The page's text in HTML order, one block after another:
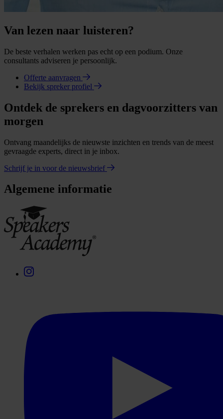
Van lezen naar luisteren?
De beste verhalen werken pas echt op een podium. Onze
consultants adviseren je persoonlijk.
Offerte aanvragen
Bekijk spreker profiel
Ontdek de sprekers en dagvoorzitters van
morgen
Ontvang maandelijks de nieuwste inzichten en trends van de meest
gevraagde experts, direct in je inbox.
Schrijf je in voor de nieuwsbrief
Algemene informatie